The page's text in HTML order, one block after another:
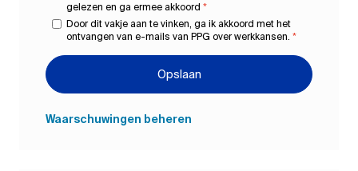
gelezen en ga ermee akkoord *
Door dit vakje aan te vinken, ga ik akkoord met het
ontvangen van e-mails van PPG over werkkansen. *
Opslaan
Waarschuwingen beheren